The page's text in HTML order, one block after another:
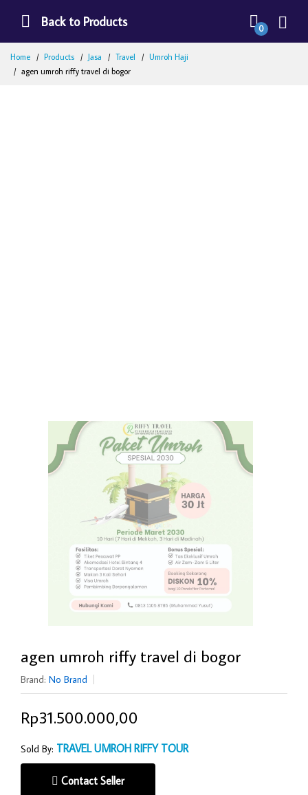
Back to Products 0
Home Products Jasa Travel
Umroh Haji
agen umroh riffy travel di bogor
agen umroh riffy travel di bogor
Brand: No Brand
Rp31.500.000,00
Sold By: TRAVEL UMROH RIFFY TOUR
Contact Seller